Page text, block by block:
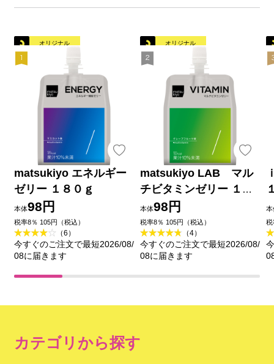
オリジナル
matsukiyo エネルギー
ゼリー １８０ｇ
本体98円
税率8％ 105円（税込）
（6）
今すぐのご注文で最短2026/08/
08に届きます
オリジナル
matsukiyo LAB マル
チビタミンゼリー １８
０ｇ
本体98円
税率8％ 105円（税込）
（4）
今すぐのご注文で最短2026/08/
08に届きます
本
税
カテゴリから探す